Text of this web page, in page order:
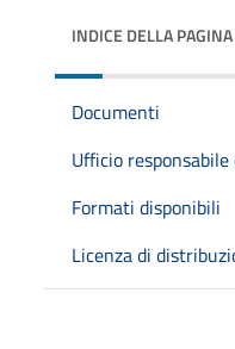
INDICE DELLA PAGINA
Documenti
Ufficio
Formati disponibili
Licenza di